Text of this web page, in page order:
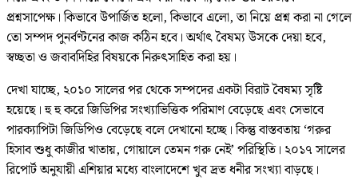
প্রশ্নসাপেক্ষ। কিভাবে উপার্জিত হলো, কিভাবে এলো, তা নিয়ে প্রশ্ন করা না গেলে
তো সম্পদ পুনর্বণ্টনের কাজ কঠিন হবে। অর্থাৎ বৈষম্য উসকে দেয়া হবে,
স্বচ্ছতা ও জবাবদিহির বিষয়কে নিরুৎসাহিত করা হয়।
দেখা যাচ্ছে, ২০১০ সালের পর থেকে সম্পদের একটা বিরাট বৈষম্য সৃষ্টি
হয়েছে। হু হু করে জিডিপির সংখ্যাভিত্তিক পরিমাণ বেড়েছে এবং সেভাবে
পারক্যাপিটা জিডিপিও বেড়েছে বলে দেখানো হচ্ছে। কিন্তু বাস্তবতায় ‘গরুর
হিসাব শুধু কাজীর খাতায়, গোয়ালে তেমন গরু নেই’ পরিস্থিতি। ২০১৭ সালের
রিপোর্ট অনুযায়ী এশিয়ার মধ্যে বাংলাদেশে খুব দ্রত ধনীর সংখ্যা বাড়ছে।